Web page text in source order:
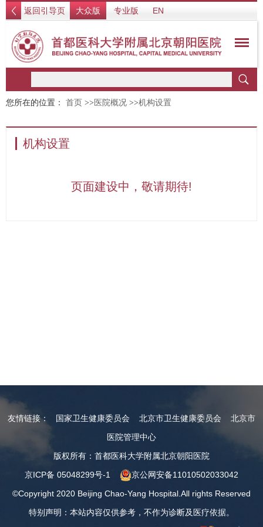
返回引导页 大众版 专业版 EN
您所在的位置： 首页 >> 医院概况 >>机构设置
机构设置
页面建设中，敬请期待!
友情链接： 国家卫生健康委员会 北京市卫生健康委员会
北京市
医院管理中心
版权所有：首都医科大学附属北京朝阳医院
京ICP备 05048299号-1
京公网安备11010502033042
©Copyright 2020 Beijing Chao-Yang Hospital.All rights Reserved
特别声明：本站内容仅供参考，不作为诊断及医疗依据。